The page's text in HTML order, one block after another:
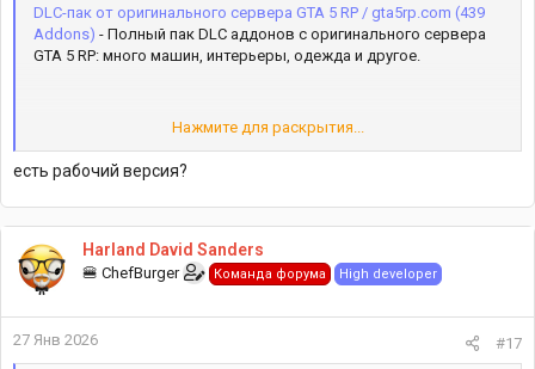
DLC-пак от оригинального сервера GTA 5 RP / gta5rp.com (439
Addons) - Полный пак DLC аддонов с оригинального сервера
GTA 5 RP: много машин, интерьеры, одежда и другое.
Нажмите для раскрытия...
есть рабочий версия?
Harland David Sanders
🍔 ChefBurger Команда форума High developer
27 Янв 2026 #17